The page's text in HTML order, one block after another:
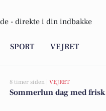
- direkte i din indbakke
SPORT VEJRET
8 timer siden | VEJRET
Sommerlun dag med